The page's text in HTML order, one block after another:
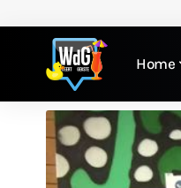
Home